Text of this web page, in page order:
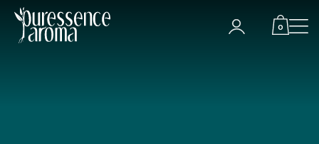
Skip
content
0